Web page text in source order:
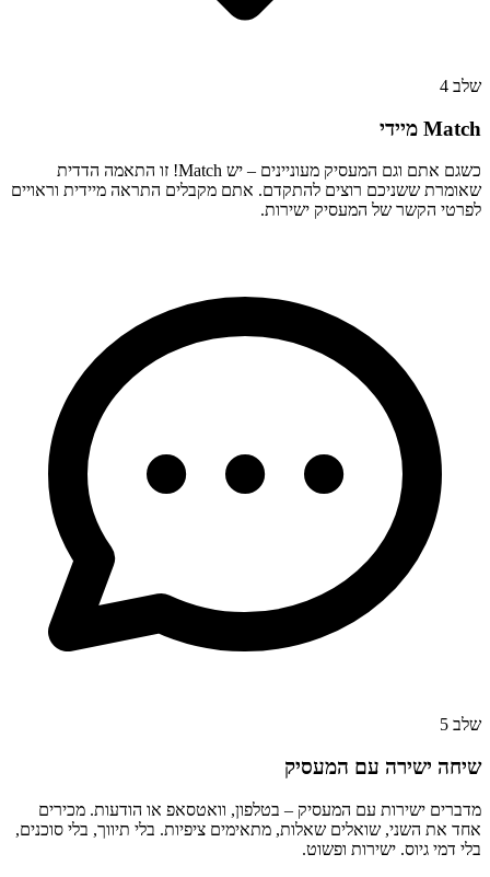
שלב 4
Match מיידי
כשגם אתם וגם המעסיק מעוניינים – יש Match! זו התאמה הדדית
שאומרת ששניכם רוצים להתקדם. אתם מקבלים התראה מיידית וראויים
לפרטי הקשר של המעסיק ישירות.
שלב 5
שיחה ישירה עם המעסיק
מדברים ישירות עם המעסיק – בטלפון, וואטסאפ או הודעות. מכירים
אחד את השני, שואלים שאלות, מתאימים ציפיות. בלי תיווך, בלי סוכנים,
בלי דמי גיוס. ישירות ופשוט.